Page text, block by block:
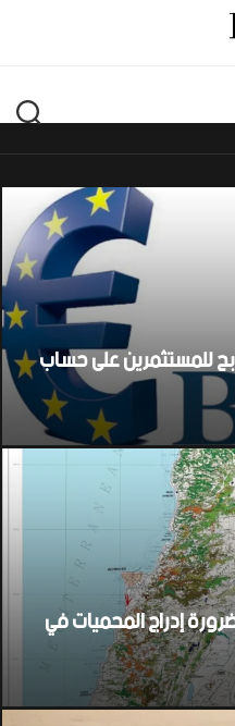
للمستثمرين على حساب
إدراج المحميات في